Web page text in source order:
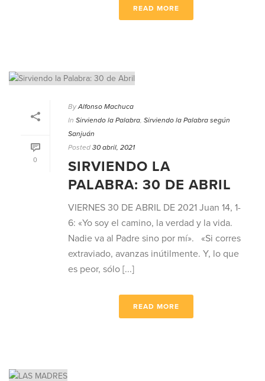
READ MORE
0
By Alfonso Machuca
In Sirviendo la Palabra Sirviendo la Palabra según
Sanjuán
Posted 30 abril, 2021
SIRVIENDO LA
PALABRA: 30 DE ABRIL
VIERNES 30 DE ABRIL DE 2021 Juan 14, 1-
6: «Yo soy el camino, la verdad y la vida.
Nadie va al Padre sino por mí». «Si corres
extraviado, avanzas inútilmente. Y, lo que
es peor, sólo [...]
READ MORE